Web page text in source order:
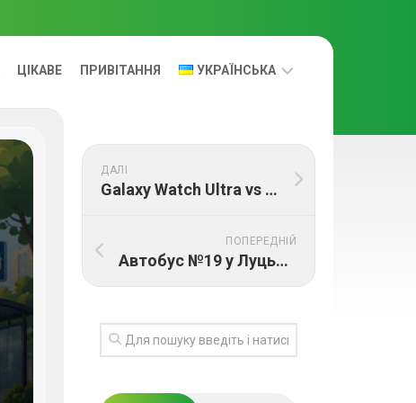
ЦІКАВЕ ПРИВІТАННЯ УКРАЇНСЬКА
УКРАЇНСЬКА
ДАЛІ
Galaxy Watch Ultra vs Galaxy Watch 8: який смартгодинник Samsung обрати?
ПОПЕРЕДНІЙ
Автобус №19 у Луцьку: повний маршрут, розклад і ціна проїзду